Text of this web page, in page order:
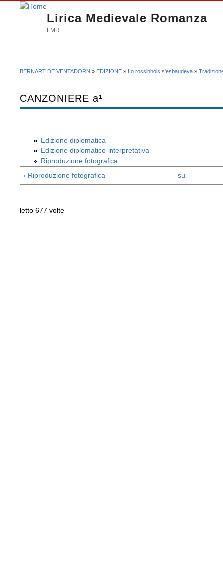
Lirica Medievale Romanza
LMR
BERNART DE VENTADORN » EDIZIONE » Lo rossinhols s'esbaudeya »
CANZONIERE a¹
Edizione diplomatica
Edizione diplomatico-interpretativa
Riproduzione fotografica
‹ Riproduzione fotografica
su
letto 677 volte